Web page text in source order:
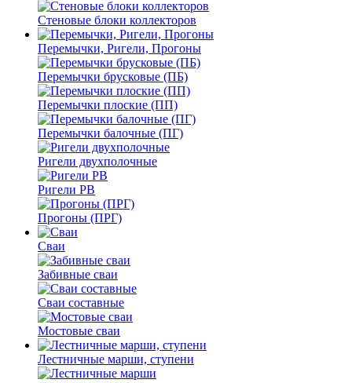
Стеновые блоки коллекторов
Перемычки, Ригели, Прогоны
Перемычки брусковые (ПБ)
Перемычки плоские (ПП)
Перемычки балочные (ПГ)
Ригели двухполочные
Ригели РВ
Прогоны (ПРГ)
Сваи
Забивные сваи
Сваи составные
Мостовые сваи
Лестничные марши, ступени